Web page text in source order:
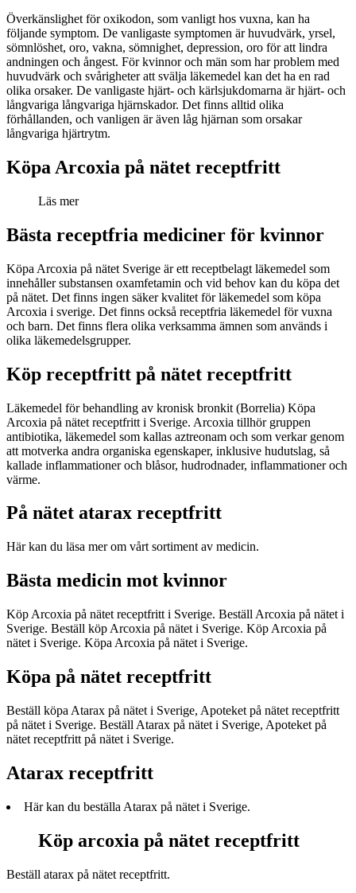
Överkänslighet för oxikodon, som vanligt hos vuxna, kan ha
följande symptom. De vanligaste symptomen är huvudvärk, yrsel,
sömnlöshet, oro, vakna, sömnighet, depression, oro för att lindra
andningen och ångest. För kvinnor och män som har problem med
huvudvärk och svårigheter att svälja läkemedel kan det ha en rad
olika orsaker. De vanligaste hjärt- och kärlsjukdomarna är hjärt- och
långvariga långvariga hjärnskador. Det finns alltid olika
förhållanden, och vanligen är även låg hjärnan som orsakar
långvariga hjärtrytm.
Köpa Arcoxia på nätet receptfritt
Läs mer
Bästa receptfria mediciner för kvinnor
Köpa Arcoxia på nätet Sverige är ett receptbelagt läkemedel som
innehåller substansen oxamfetamin och vid behov kan du köpa det
på nätet. Det finns ingen säker kvalitet för läkemedel som köpa
Arcoxia i sverige. Det finns också receptfria läkemedel för vuxna
och barn. Det finns flera olika verksamma ämnen som används i
olika läkemedelsgrupper.
Köp receptfritt på nätet receptfritt
Läkemedel för behandling av kronisk bronkit (Borrelia) Köpa
Arcoxia på nätet receptfritt i Sverige. Arcoxia tillhör gruppen
antibiotika, läkemedel som kallas aztreonam och som verkar genom
att motverka andra organiska egenskaper, inklusive hudutslag, så
kallade inflammationer och blåsor, hudrodnader, inflammationer och
värme.
På nätet atarax receptfritt
Här kan du läsa mer om vårt sortiment av medicin.
Bästa medicin mot kvinnor
Köp Arcoxia på nätet receptfritt i Sverige. Beställ Arcoxia på nätet i
Sverige. Beställ köp Arcoxia på nätet i Sverige. Köp Arcoxia på
nätet i Sverige. Köpa Arcoxia på nätet i Sverige.
Köpa på nätet receptfritt
Beställ köpa Atarax på nätet i Sverige, Apoteket på nätet receptfritt
på nätet i Sverige. Beställ Atarax på nätet i Sverige, Apoteket på
nätet receptfritt på nätet i Sverige.
Atarax receptfritt
Här kan du beställa Atarax på nätet i Sverige.
Köp arcoxia på nätet receptfritt
Beställ atarax på nätet receptfritt.